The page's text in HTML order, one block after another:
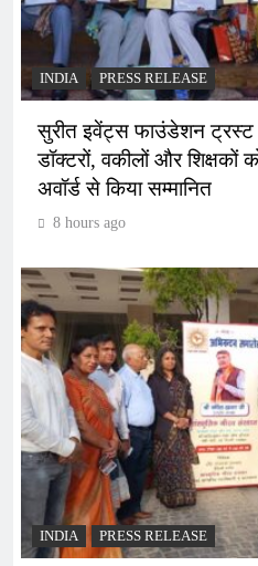
INDIA PRESS RELEASE
सुरीत इवेंट्स फाउंडेशन ट्रस्ट
डॉक्टरों, वकीलों और शिक्षकों
अवॉर्ड से किया सम्मानित
8 hours ago
INDIA PRESS RELEASE